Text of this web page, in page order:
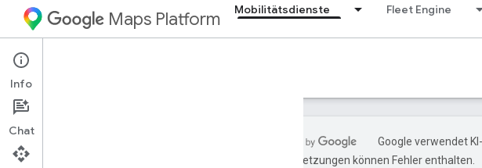
Maps Platform Mobilitätsdienste Fleet Engine
Mobility Services
Google verwendet
KI-Übersetzungen können Fehler enthalten.
Info
Chat